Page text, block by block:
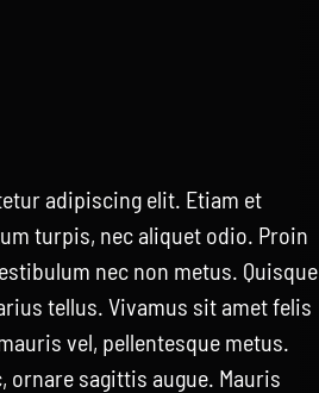
adipiscing elit. Etiam et
turpis, nec aliquet odio. Proin
nec non metus. Quisque
tellus. Vivamus sit amet felis
vel, pellentesque metus.
ornare sagittis augue. Mauris